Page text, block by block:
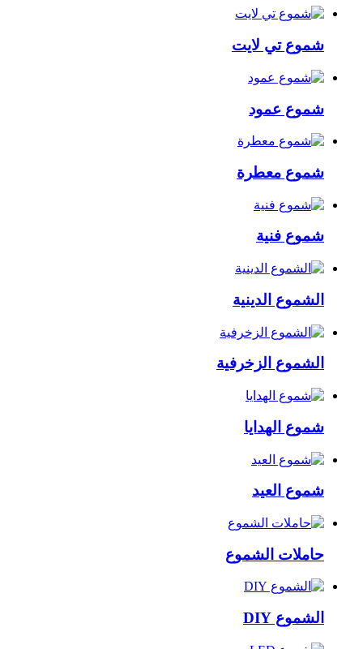
شموع تي لايت
شموع عمود
شموع معطرة
شموع فنية
الشموع الدينية
الشموع الزخرفية
شموع الهدايا
شموع العيد
حاملات الشموع
الشموع DIY